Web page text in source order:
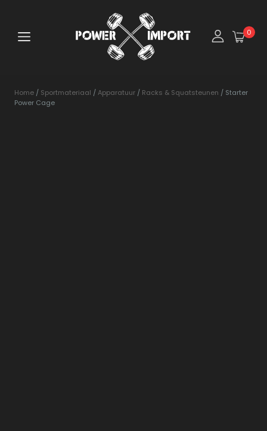
0
Home / Sportmateriaal /Apparatuur / Racks & Squatsteunen / Starter
Power Cage